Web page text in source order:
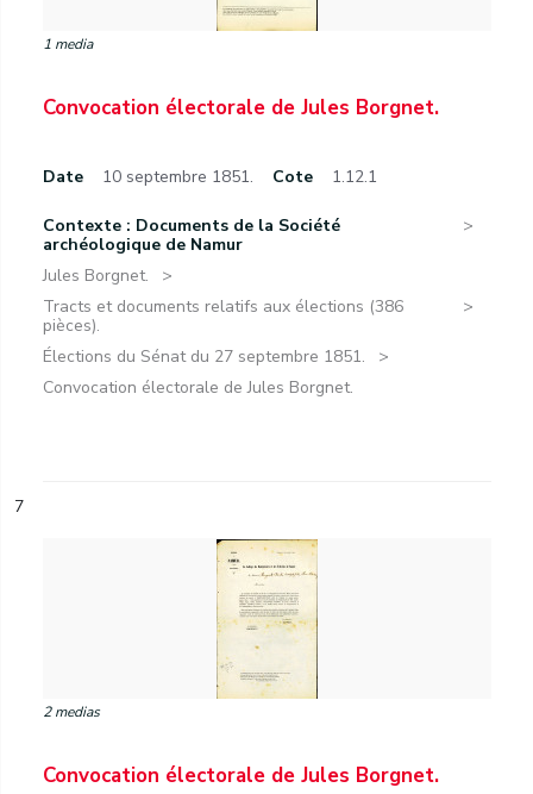
1 media
Convocation électorale de Jules Borgnet.
Date 10 septembre 1851. Cote 1.12.1
Contexte : Documents de la Société
archéologique de Namur
Jules Borgnet.
Tracts et documents relatifs aux élections (386
pièces).
Élections du Sénat du 27 septembre 1851.
Convocation électorale de Jules Borgnet.
7
2 medias
Convocation électorale de Jules Borgnet.